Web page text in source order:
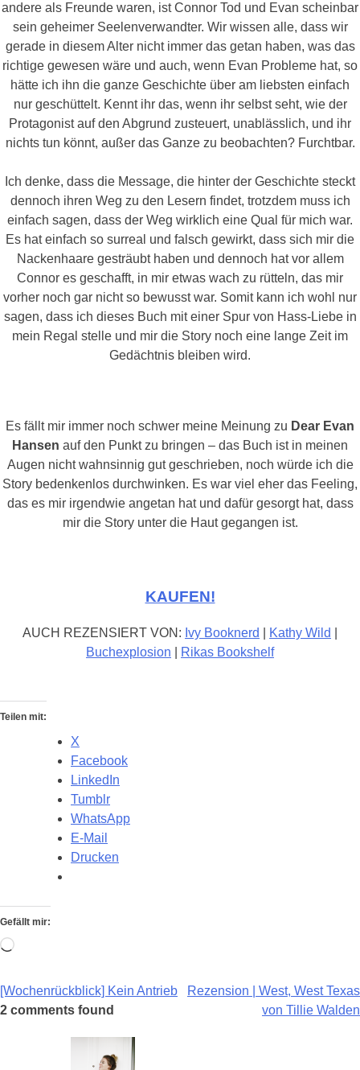
andere als Freunde waren, ist Connor Tod und Evan scheinbar
sein geheimer Seelenverwandter. Wir wissen alle, dass wir
gerade in diesem Alter nicht immer das getan haben, was das
richtige gewesen wäre und auch, wenn Evan Probleme hat, so
hätte ich ihn die ganze Geschichte über am liebsten einfach
nur geschüttelt. Kennt ihr das, wenn ihr selbst seht, wie der
Protagonist auf den Abgrund zusteuert, unablässlich, und ihr
nichts tun könnt, außer das Ganze zu beobachten? Furchtbar.
Ich denke, dass die Message, die hinter der Geschichte steckt
dennoch ihren Weg zu den Lesern findet, trotzdem muss ich
einfach sagen, dass der Weg wirklich eine Qual für mich war.
Es hat einfach so surreal und falsch gewirkt, dass sich mir die
Nackenhaare gesträubt haben und dennoch hat vor allem
Connor es geschafft, in mir etwas wach zu rütteln, das mir
vorher noch gar nicht so bewusst war. Somit kann ich wohl nur
sagen, dass ich dieses Buch mit einer Spur von Hass-Liebe in
mein Regal stelle und mir die Story noch eine lange Zeit im
Gedächtnis bleiben wird.
Es fällt mir immer noch schwer meine Meinung zu Dear Evan
Hansen auf den Punkt zu bringen – das Buch ist in meinen
Augen nicht wahnsinnig gut geschrieben, noch würde ich die
Story bedenkenlos durchwinken. Es war viel eher das Feeling,
das es mir irgendwie angetan hat und dafür gesorgt hat, dass
mir die Story unter die Haut gegangen ist.
KAUFEN!
AUCH REZENSIERT VON: Ivy Booknerd Kathy Wild
Buchexplosion
Rikas Bookshelf
Teilen mit:
X
Facebook
LinkedIn
Tumblr
WhatsApp
E-Mail
Drucken
Gefällt mir:
Wird
Beitragsnavigation
[Wochenrückblick] Kein Antrieb
Rezension | West, West Texas
von Tillie Walden
2 comments found